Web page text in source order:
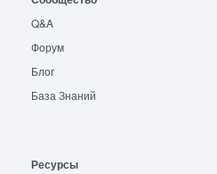
Q&A
Форум
Блог
База Знаний
Ресурсы